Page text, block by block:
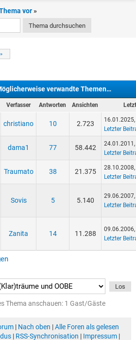
vor»
verwandte Themen…
Verfasser Antworten Ansichten
christiano 10 2.723
Letzter
dama1 77 58.442
Letzter
Traumato 38 21.375
Letzter
Sovis 5 5.140
Letzter
Zanita 14 11.288
Letzter
Thema anschauen: 1 Gast/Gäste
| Nach oben |Alle Foren als gelesen
| RSS-Synchronisation | Impressum|